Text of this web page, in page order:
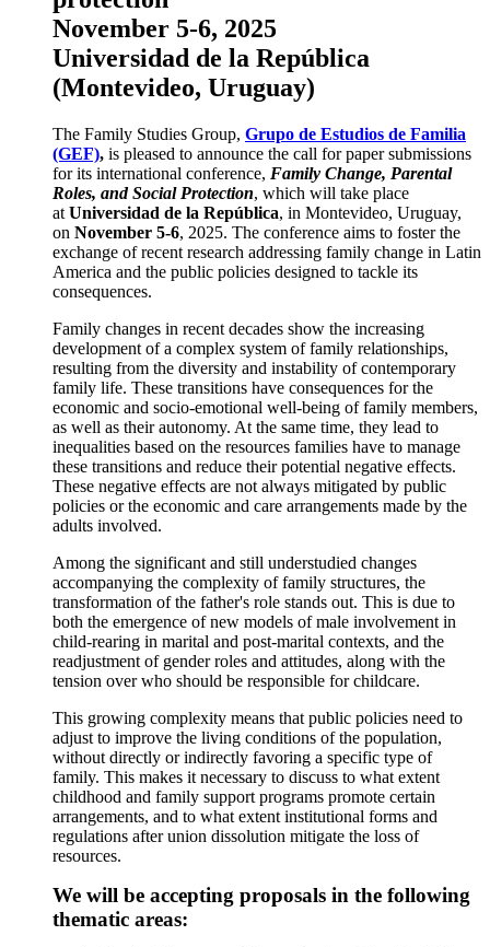
November 5-6, 2025
Universidad de la República
(Montevideo, Uruguay)
The Family Studies Group, Grupo de Estudios de Familia
(GEF), is pleased to announce the call for paper submissions
for its international conference, Family Change, Parental
Roles, and Social Protection, which will take place
at Universidad de la República, in Montevideo, Uruguay,
on November 5-6, 2025. The conference aims to foster the
exchange of recent research addressing family change in Latin
America and the public policies designed to tackle its
consequences.
Family changes in recent decades show the increasing
development of a complex system of family relationships,
resulting from the diversity and instability of contemporary
family life. These transitions have consequences for the
economic and socio-emotional well-being of family members,
as well as their autonomy. At the same time, they lead to
inequalities based on the resources families have to manage
these transitions and reduce their potential negative effects.
These negative effects are not always mitigated by public
policies or the economic and care arrangements made by the
adults involved.
Among the significant and still understudied changes
accompanying the complexity of family structures, the
transformation of the father's role stands out. This is due to
both the emergence of new models of male involvement in
child-rearing in marital and post-marital contexts, and the
readjustment of gender roles and attitudes, along with the
tension over who should be responsible for childcare.
This growing complexity means that public policies need to
adjust to improve the living conditions of the population,
without directly or indirectly favoring a specific type of
family. This makes it necessary to discuss to what extent
childhood and family support programs promote certain
arrangements, and to what extent institutional forms and
regulations after union dissolution mitigate the loss of
resources.
We will be accepting proposals in the following
thematic areas: